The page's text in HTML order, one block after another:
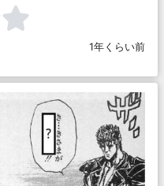
1年くらい前